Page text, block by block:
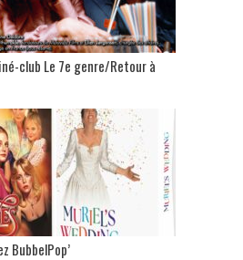
club Le 7e genre/Retour à
BubbelPop’